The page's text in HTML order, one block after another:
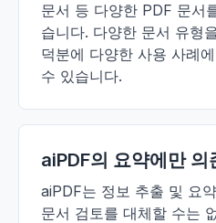
문서 등 다양한 PDF 문서
습니다. 다양한 문서 유형
덕분에 다양한 사용 사례
수 있습니다.
aiPDF의 요약에만 의
aiPDF는 정보 추출 및 요
문서 검토를 대체할 수는